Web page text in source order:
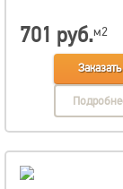
701 руб.м2
Заказать